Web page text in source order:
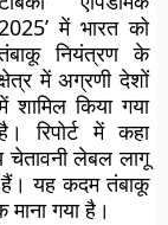
में भारत को
नियंत्रण के
में अग्रणी देशों
शामिल किया गया
रिपोर्ट में कहा
चेतावनी लेबल लागू
यह कदम तंबाकू
गया है।